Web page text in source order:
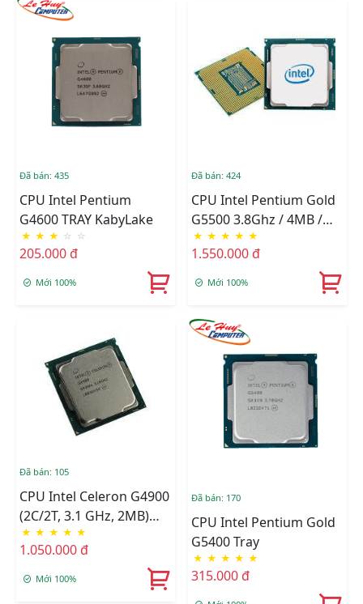
Đã bán: 435
CPU Intel Pentium
G4600 TRAY KabyLake
★ ★ ★ ☆ ☆
205.000 đ
Mới 100%
Đã bán: 424
CPU Intel Pentium Gold
G5500 3.8Ghz / 4MB /
Socket 1151 (Coffee Lake
) TRAY
★ ★ ★ ★ ★
1.550.000 đ
Mới 100%
Đã bán: 105
CPU Intel Celeron G4900
(2C/2T, 3.1 GHz, 2MB)
TRAY + FAN I3
★ ★ ★ ★ ★
1.050.000 đ
Mới 100%
Đã bán: 170
CPU Intel Pentium Gold
G5400 Tray
★ ★ ★ ★ ★
315.000 đ